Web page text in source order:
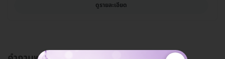
ดูรายละเอียด